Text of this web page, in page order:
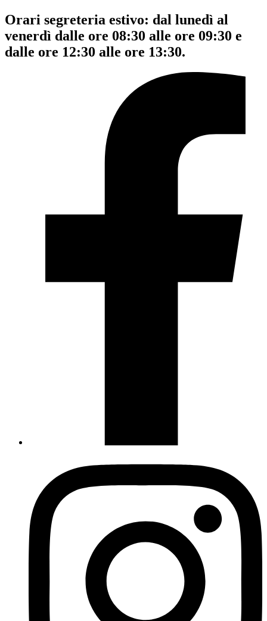
Orari segreteria estivo: dal lunedì al
venerdì dalle ore 08:30 alle ore 09:30 e
dalle ore 12:30 alle ore 13:30.